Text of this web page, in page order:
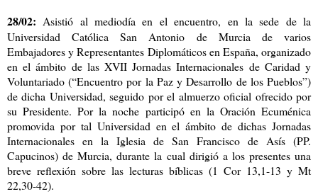
28/02:Asistió al mediodía en el encuentro, en la sede de la
Universidad Católica San Antonio de Murcia de varios
Embajadores y Representantes Diplomáticos en España, organizado
en el ámbito de las XVII Jornadas Internacionales de Caridad y
Voluntariado (“Encuentro por la Paz y Desarrollo de los Pueblos”)
de dicha Universidad, seguido por el almuerzo oficial ofrecido por
su Presidente. Por la noche participó en la Oración Ecuménica
promovida por tal Universidad en el ámbito de dichas Jornadas
Internacionales en la Iglesia de San Francisco de Asís (PP.
Capucinos) de Murcia, durante la cual dirigió a los presentes una
breve reflexión sobre las lecturas bíblicas (1 Cor 13,1-13 y Mt
22,30-42).